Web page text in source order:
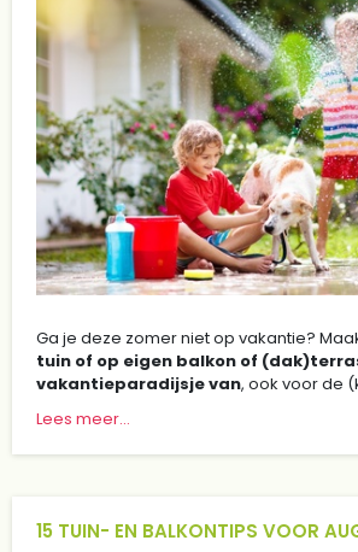
Ga je deze zomer niet op vakantie?
tuin of op eigen balkon of
vakantieparadijsje van, ook voor de
Lees meer...
15 TUIN- EN BALKONTIPS VOOR